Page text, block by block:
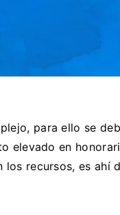
para ello se
elevado en
recursos, es